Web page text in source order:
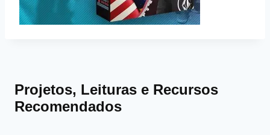
Projetos, Leituras e Recursos
Recomendados